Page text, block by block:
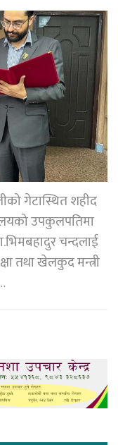
गेटास्थित शहीद
उपकुलपतिमा
चन्दलाई
तथा खेलकुद मन्त्री